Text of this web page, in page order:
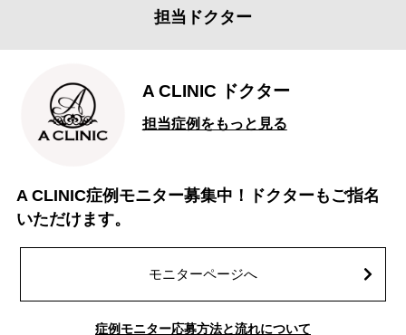
担当ドクター
A CLINIC ドクター
担当症例をもっと見る
A CLINIC症例モニター募集中！ドクターもご指名
いただけます。
モニターページへ
症例モニター応募方法と流れについて